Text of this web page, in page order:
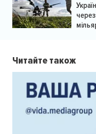
Читайте також